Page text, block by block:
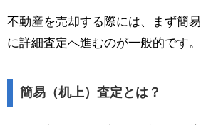
不動産を売却する際には、まず簡
に詳細査定へ進むのが一般的です。
簡易（机上）査定とは？